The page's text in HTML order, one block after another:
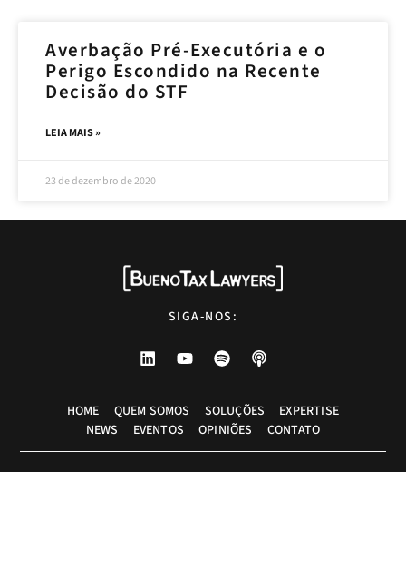
Averbação Pré-Executória e o
Perigo Escondido na Recente
Decisão do STF
LEIA MAIS »
23 de dezembro de 2020
SIGA-NOS:
HOME QUEM SOMOS SOLUÇÕES
EXPERTISE
NEWS
EVENTOS OPINIÕES CONTATO